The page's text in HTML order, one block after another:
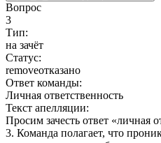
Вопрос
3
Тип:
на зачёт
Статус:
removeотказано
Ответ команды:
Личная ответственность
Текст апелляции:
Просим зачесть ответ «личная
3. Команда полагает, что